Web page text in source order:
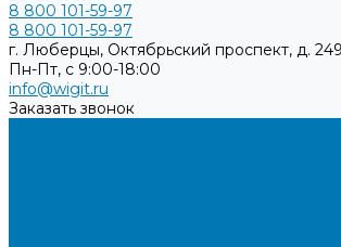
8 800 101-59-97
8 800 101-59-97
г. Люберцы, Октябрьский проспект, д. 249
Пн-Пт, с 9:00-18:00
info@wigit.ru
Заказать звонок